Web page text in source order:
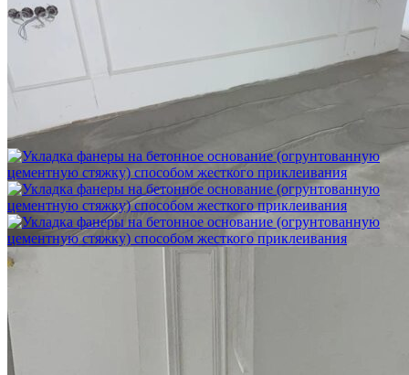
Шлифовка стяжки с сохранением уклона
1 500 ₽